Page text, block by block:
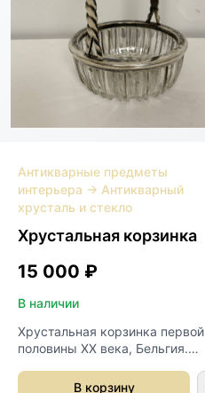
Антикварные предметы
интерьера → Антикварный
хрусталь и стекло
Хрустальная корзинка
15 000 ₽
В наличии
Хрустальная корзинка первой
половины XX века, Бельгия.
см Диаметр 12 см
В корзину